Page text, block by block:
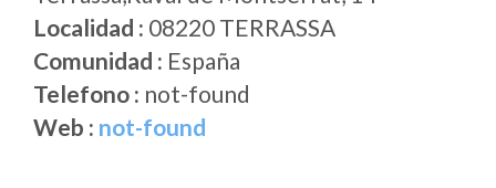
Localidad : 08220 TERRASSA
Comunidad : España
Telefono : not-found
Web : not-found